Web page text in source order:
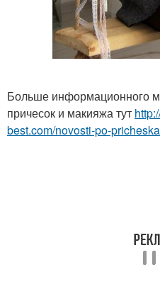
Больше информационного
причесок и макияжа тут
best.com/novosti-po-